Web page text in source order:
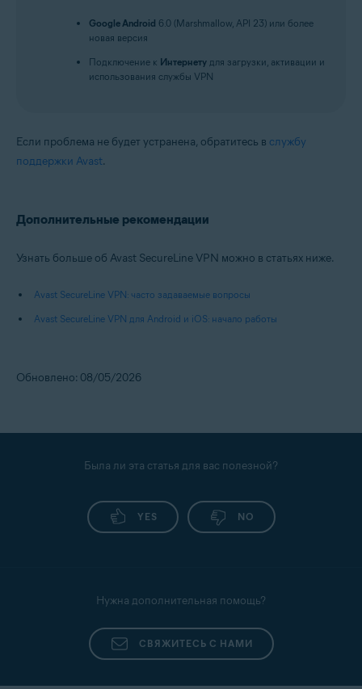
Google Android 6.0 (Marshmallow, API 23) или более
новая версия
Подключение к Интернету для загрузки, активации и
использования службы VPN
Если проблема не будет устранена, обратитесь в службу
поддержки Avast.
Дополнительные рекомендации
Узнать больше об Avast SecureLine VPN можно в статьях ниже.
Avast SecureLine VPN: часто задаваемые вопросы
Avast SecureLine VPN для Android и iOS: начало работы
Обновлено: 08/05/2026
Была ли эта статья для вас полезной?
YES NO
Нужна дополнительная помощь?
СВЯЖИТЕСЬ С НАМИ